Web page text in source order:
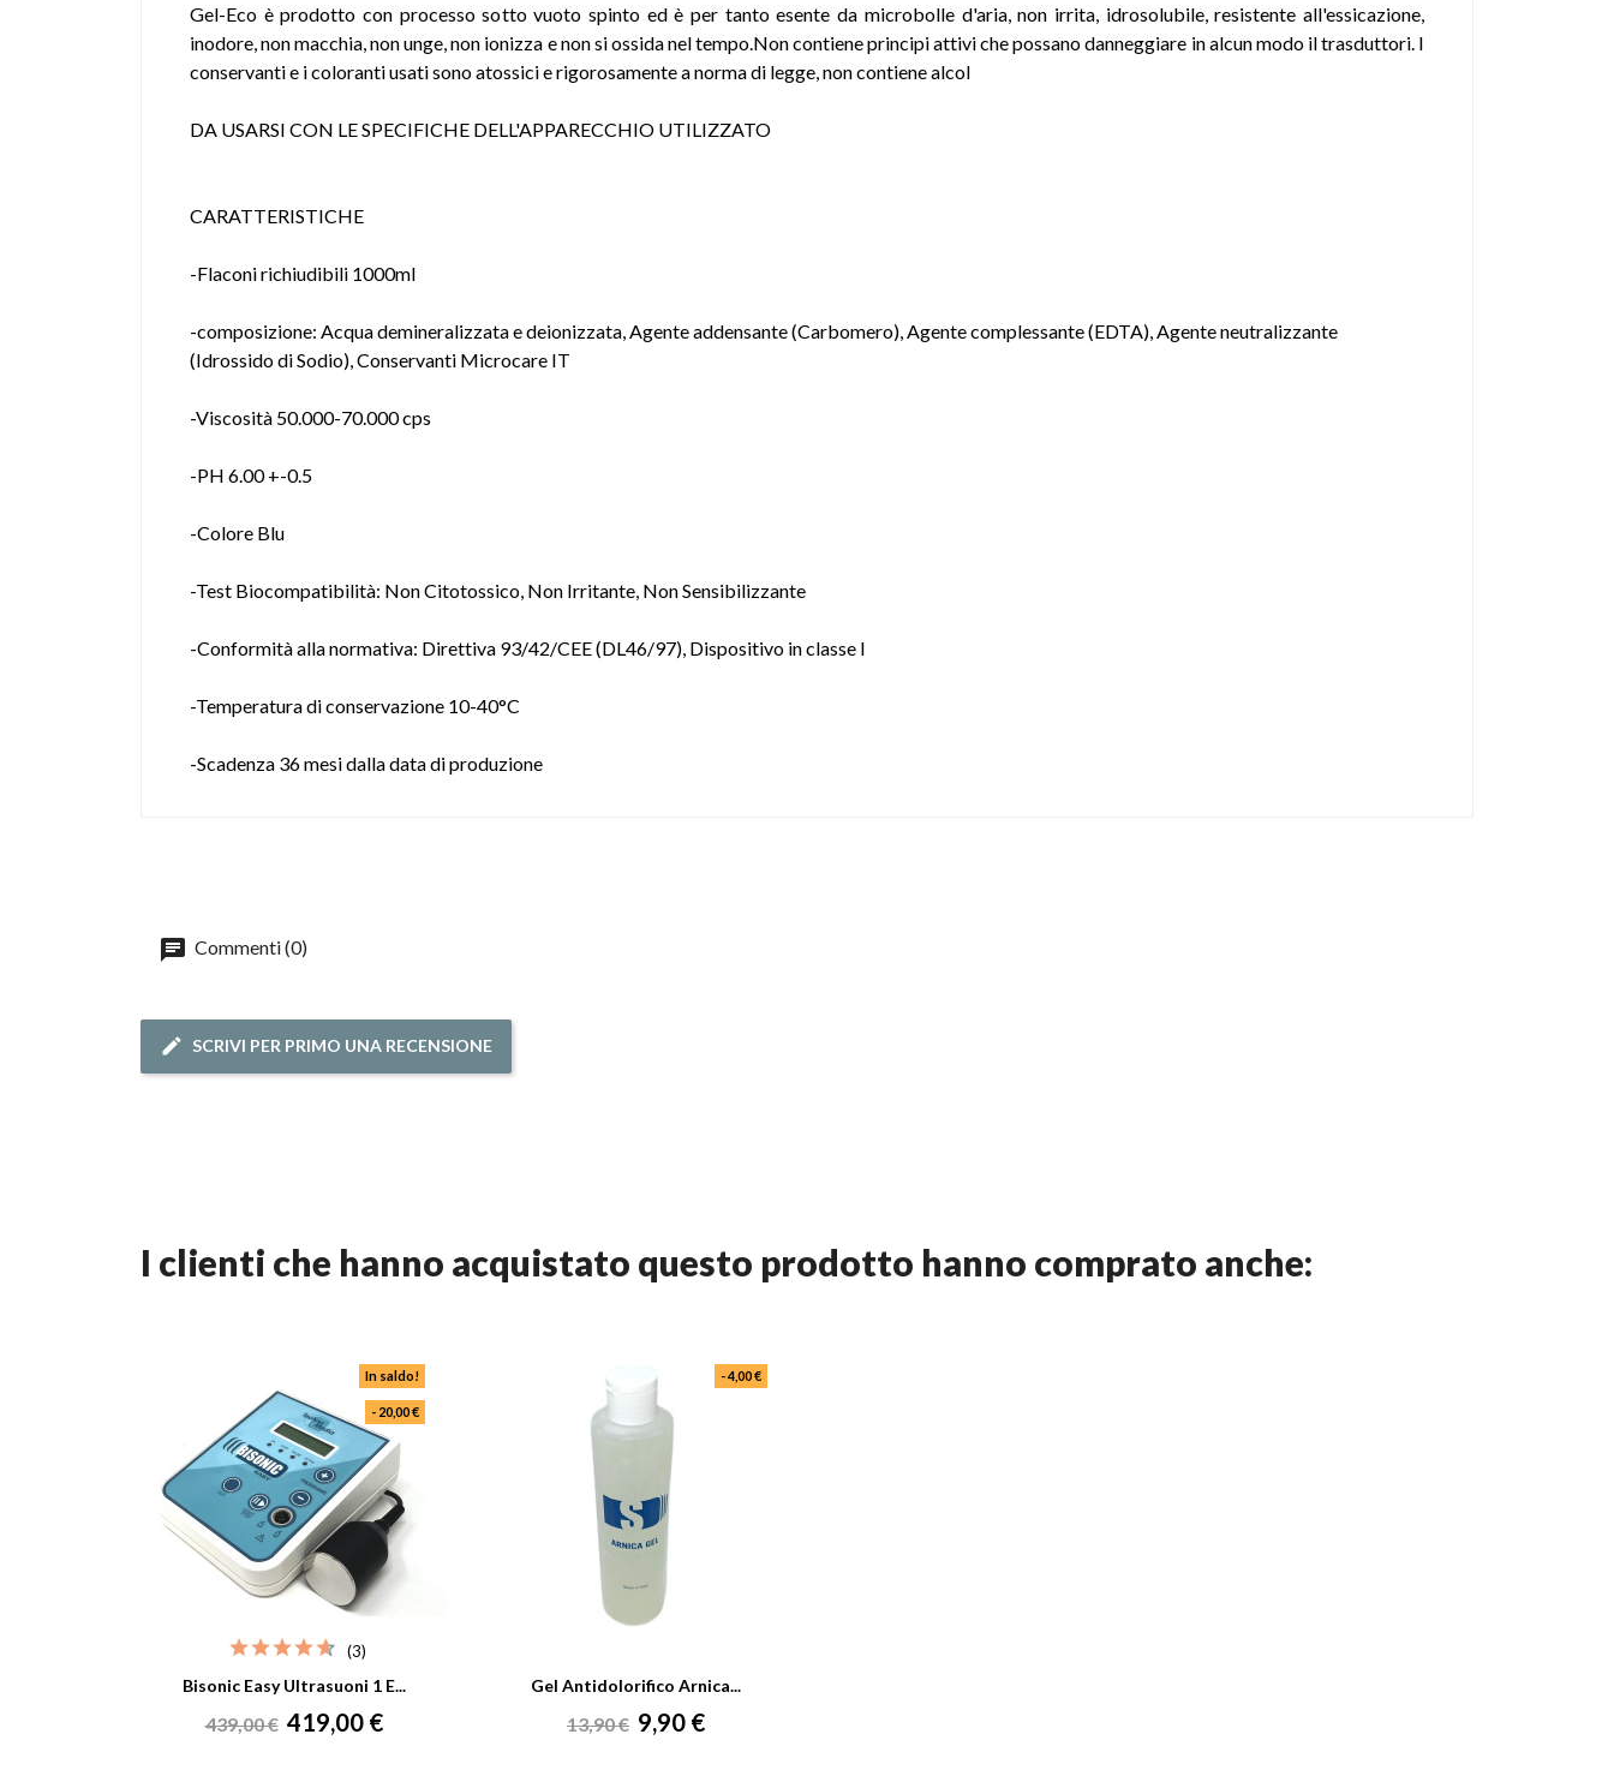
Gel-Eco è prodotto con processo sotto vuoto spinto ed è per tanto esente da microbolle d'aria, non irrita, idrosolubile, resistente all'essicazione,
inodore, non macchia, non unge, non ionizza e non si ossida nel tempo.Non contiene principi attivi che possano danneggiare in alcun modo il trasduttori. I
conservanti e i coloranti usati sono atossici e rigorosamente a norma di legge, non contiene alcol
DA USARSI CON LE SPECIFICHE DELL'APPARECCHIO UTILIZZATO
CARATTERISTICHE
-Flaconi richiudibili 1000ml
-composizione: Acqua demineralizzata e deionizzata, Agente addensante (Carbomero), Agente complessante (EDTA), Agente neutralizzante
(Idrossido di Sodio), Conservanti Microcare IT
-Viscosità 50.000-70.000 cps
-PH 6.00 +-0.5
-Colore Blu
-Test Biocompatibilità: Non Citotossico, Non Irritante, Non Sensibilizzante
-Conformità alla normativa: Direttiva 93/42/CEE (DL46/97), Dispositivo in classe I
-Temperatura di conservazione 10-40°C
-Scadenza 36 mesi dalla data di produzione
Commenti (0)
SCRIVI PER PRIMO UNA RECENSIONE
i clienti che hanno acquistato questo prodotto hanno comprato anche:
(3)
Bisonic Easy Ultrasuoni 1 E...
Prezzo
439,00 € Prezzo
419,00 €
In saldo!
- 20,00 €
Gel Antidolorifico Arnica...
Prezzo
13,90 € Prezzo
9,90 €
- 4,00 €